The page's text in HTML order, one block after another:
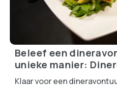
Beleef een
unieke manier:
Klaar voor een